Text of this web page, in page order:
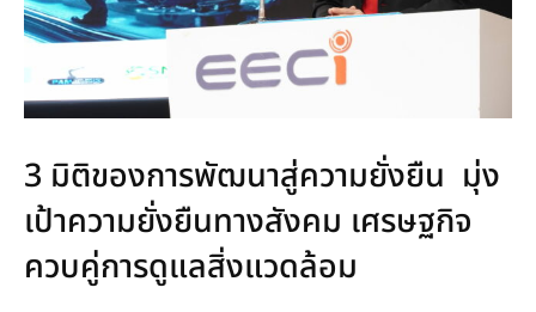
3 มิติของการพัฒนาสู่ความยั่งยืน มุ่ง
เป้าความยั่งยืนทางสังคม เศรษฐกิจ
ควบคู่การดูแลสิ่งแวดล้อม